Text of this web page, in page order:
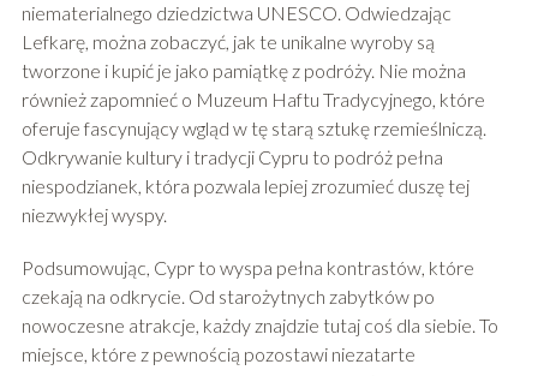
niematerialnego dziedzictwa UNESCO. Odwiedzając
Lefkarę, można zobaczyć, jak te unikalne wyroby są
tworzone i kupić je jako pamiątkę z podróży. Nie można
również zapomnieć o Muzeum Haftu Tradycyjnego, które
oferuje fascynujący wgląd w tę starą sztukę rzemieślniczą.
Odkrywanie kultury i tradycji Cypru to podróż pełna
niespodzianek, która pozwala lepiej zrozumieć duszę tej
niezwykłej wyspy.
Podsumowując, Cypr to wyspa pełna kontrastów, które
czekają na odkrycie. Od starożytnych zabytków po
nowoczesne atrakcje, każdy znajdzie tutaj coś dla siebie. To
miejsce, które z pewnością pozostawi niezatarte